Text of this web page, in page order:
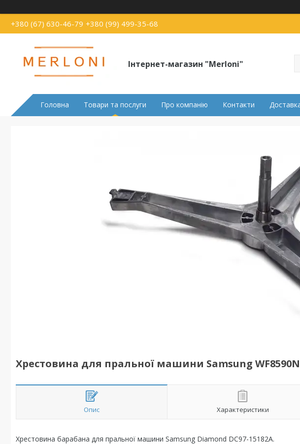
+380 (67) 630-46-79 +380 (99) 499-35-68
Інтернет-магазин "Merloni"
Головна Товари та послуги Про компанію Контакти
Хрестовина для пральної машини Samsung
Опис Характеристики
Хрестовина барабана для пральної машини Samsung Diamond DC97-15182A.